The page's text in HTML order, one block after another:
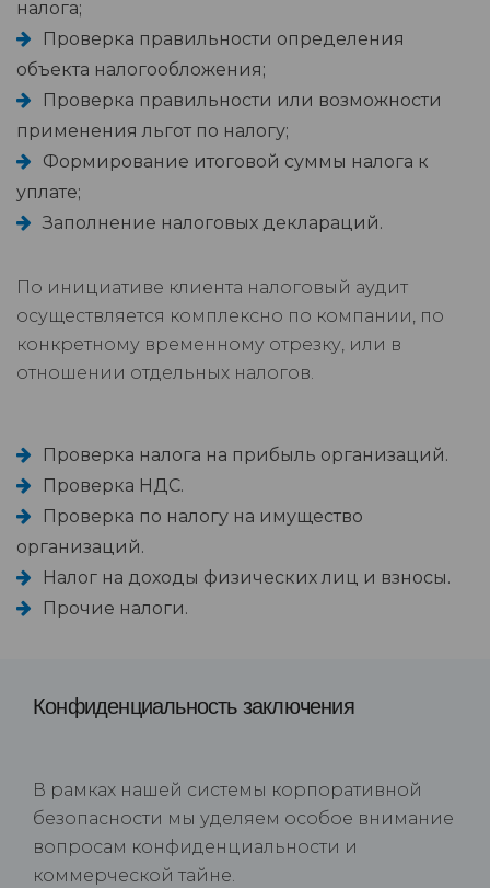
налога;
Проверка правильности определения
объекта налогообложения;
Проверка правильности или возможности
применения льгот по налогу;
Формирование итоговой суммы налога к
уплате;
Заполнение налоговых деклараций.
По инициативе клиента налоговый аудит
осуществляется комплексно по компании, по
конкретному временному отрезку, или в
отношении отдельных налогов.
Проверка налога на прибыль организаций.
Проверка НДС.
Проверка по налогу на имущество
организаций.
Налог на доходы физических лиц и взносы.
Прочие налоги.
Конфиденциальность заключения
В рамках нашей системы корпоративной
безопасности мы уделяем особое внимание
вопросам конфиденциальности и
коммерческой тайне.